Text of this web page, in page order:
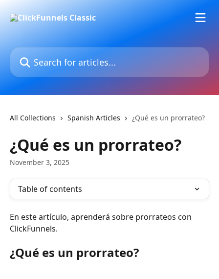
Search for articles...
All Collections Spanish Articles ¿Qué es un prorrateo?
¿Qué es un prorrateo?
November 3, 2025
Table of contents
En este artículo, aprenderá sobre prorrateos con
ClickFunnels.
¿Qué es un prorrateo?